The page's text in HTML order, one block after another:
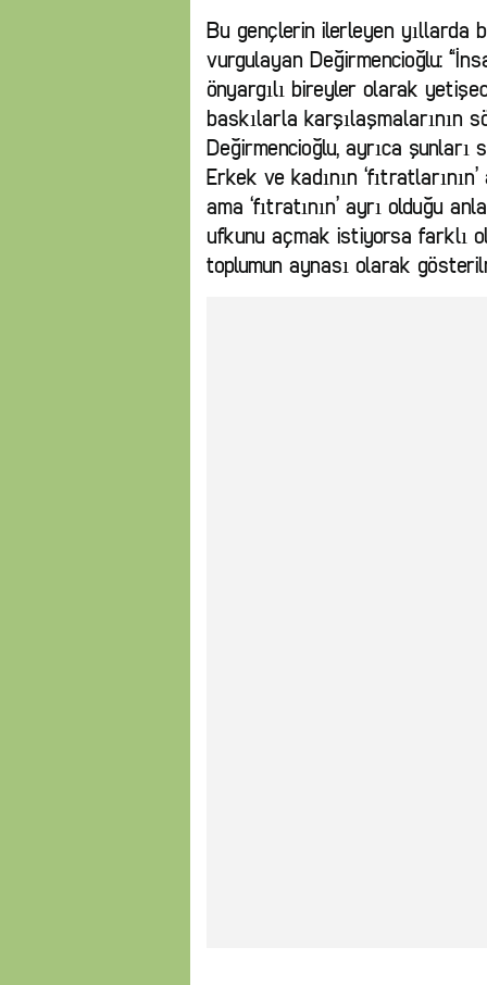
Bu gençlerin ilerleyen yıllarda
vurgulayan Değirmencioğlu:
önyargılı bireyler olarak
baskılarla karşılaşmalarının
Değirmencioğlu, ayrıca şunları
Erkek ve kadının
ama ‘fıtratının’ ayrı olduğu
ufkunu açmak istiyorsa farklı
toplumun aynası olarak